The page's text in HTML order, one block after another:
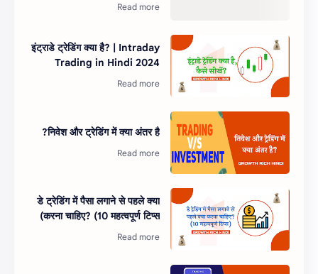
इंट्राडे ट्रेडिंग क्या है? | Intraday
Trading in Hindi 2024
निवेश और ट्रेडिंग में क्या अंतर है?
डे ट्रेडिंग में पैसा लगाने से पहले क्या
करना चाहिए? (10 महत्वपूर्ण टिप्स)